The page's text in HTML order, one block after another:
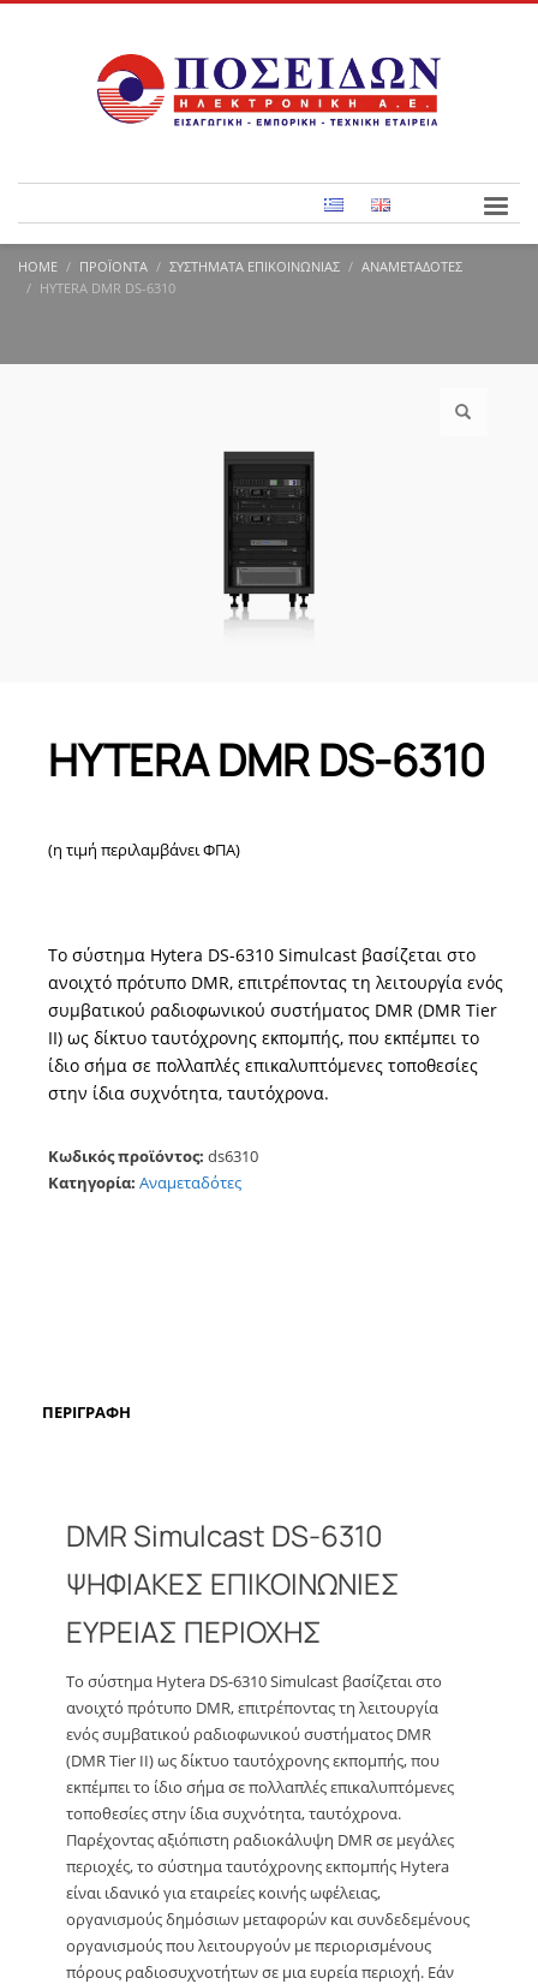
HOME ΠΡΟΪΌΝΤΑ ΣΥΣΤΉΜΑΤΑ ΕΠΙΚΟΙΝΩΝΊΑΣ
ΑΝΑΜΕΤΑΔΌΤΕΣ
HYTERA DMR DS-6310
HYTERA DMR DS-6310
(η τιμή περιλαμβάνει ΦΠΑ)
Το σύστημα Hytera DS-6310 Simulcast βασίζεται στο
ανοιχτό πρότυπο DMR, επιτρέποντας τη λειτουργία ενός
συμβατικού ραδιοφωνικού συστήματος DMR (DMR Tier
II) ως δίκτυο ταυτόχρονης εκπομπής, που εκπέμπει το
ίδιο σήμα σε πολλαπλές επικαλυπτόμενες τοποθεσίες
στην ίδια συχνότητα, ταυτόχρονα.
Κωδικός προϊόντος: ds6310
Κατηγορία: Αναμεταδότες
ΠΕΡΙΓΡΑΦΉ
DMR Simulcast DS-6310
ΨΗΦΙΑΚΕΣ ΕΠΙΚΟΙΝΩΝΙΕΣ
ΕΥΡΕΙΑΣ ΠΕΡΙΟΧΗΣ
Το σύστημα Hytera DS-6310 Simulcast βασίζεται στο
ανοιχτό πρότυπο DMR, επιτρέποντας τη λειτουργία
ενός συμβατικού ραδιοφωνικού συστήματος DMR
(DMR Tier II) ως δίκτυο ταυτόχρονης εκπομπής, που
εκπέμπει το ίδιο σήμα σε πολλαπλές επικαλυπτόμενες
τοποθεσίες στην ίδια συχνότητα, ταυτόχρονα.
Παρέχοντας αξιόπιστη ραδιοκάλυψη DMR σε μεγάλες
περιοχές, το σύστημα ταυτόχρονης εκπομπής Hytera
είναι ιδανικό για εταιρείες κοινής ωφέλειας,
οργανισμούς δημόσιων μεταφορών και συνδεδεμένους
οργανισμούς που λειτουργούν με περιορισμένους
πόρους ραδιοσυχνοτήτων σε μια ευρεία περιοχή. Εάν